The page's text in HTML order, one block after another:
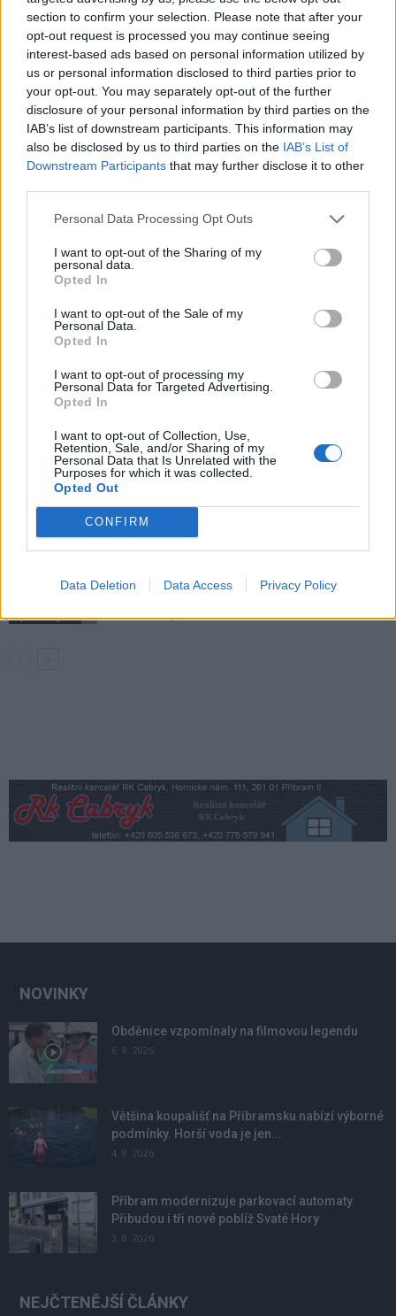
section to confirm your selection. Please note that after your
opt-out request is processed you may continue seeing
interest-based ads based on personal information utilized by
us or personal information disclosed to third parties prior to
your opt-out. You may separately opt-out of the further
disclosure of your personal information by third parties on the
IAB’s list of downstream participants. This information may
also be disclosed by us to third parties on the IAB’s List of
Downstream Participants that may further disclose it to other
Personal Data Processing Opt Outs
I want to opt-out of the Sharing of my
personal data.
Opted In
I want to opt-out of the Sale of my
Personal Data.
Opted In
I want to opt-out of processing my
Personal Data for Targeted Advertising.
Opted In
I want to opt-out of Collection, Use,
Retention, Sale, and/or Sharing of my
Personal Data that Is Unrelated with the
Purposes for which it was collected.
Opted Out
CONFIRM
Data Deletion Data Access Privacy Policy
Marek Školoud Pražská ulice Příbram
staveniště
ples, loupež v divadle či Muchu
mají Svatou Horu rádi, říká
P. Miloš Szabo
SOUVISEJÍCÍ ČLÁNKY
Zpravodajství
Většina koupališť na Příbramsku nabízí
Živohošti
Příbram modernizuje parkovací automaty.
Přibudou i tři nové poblíž Svaté Hory
Zpravodajství
Obce nově získají body i za předcházení
vzniku odpadu
NOVINKY
Obděnice vzpomínaly na filmovou legendu
6. 8. 2026
Většina koupališť na Příbramsku nabízí výborné
podmínky. Horší voda je jen...
4. 8. 2026
Příbram modernizuje parkovací automaty.
Přibudou i tři nové poblíž Svaté Hory
3. 8. 2026
NEJČTENĚJŠÍ ČLÁNKY